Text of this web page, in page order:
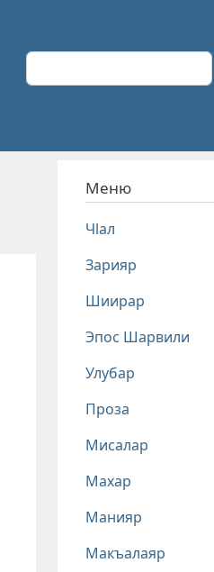
Поиск
Меню
Чlал
Зарияр
Шиирар
Эпос Шарвили
Улубар
Проза
Мисалар
Махар
Манияр
Макъалаяр